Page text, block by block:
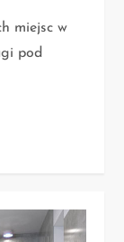
miejsc w
pod